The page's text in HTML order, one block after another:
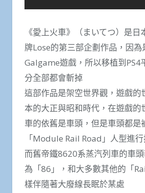
《愛上火車》（まいてつ）是
牌Lose的第三部企劃作品，因為
Galgame遊戲，所以移植到PS4
分全部都會斬掉
這部作品是架空世界觀，遊戲的
本的大正與昭和時代，在遊戲的
車的依舊是車頭，但是車頭都是
「Module Rail Road」人型進
而舊帝鐵8620系蒸汽列車的車
為「86」，和大多數其他的「
樣伴隨著大廢線長眠於某處